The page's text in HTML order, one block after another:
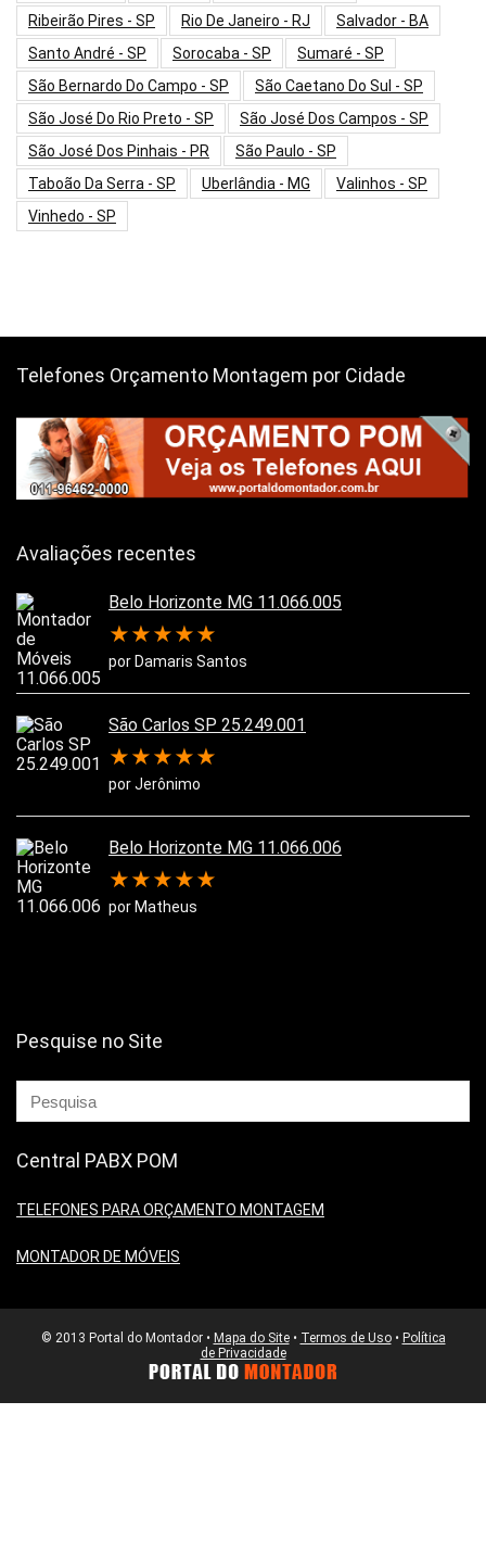
Ribeirão Pires - SP
Rio De Janeiro - RJ
Salvador - BA
Santo André - SP
Sorocaba - SP
Sumaré - SP
São Bernardo Do Campo - SP
São Caetano Do Sul - SP
São José Do Rio Preto - SP
São José Dos Campos - SP
São José Dos Pinhais - PR
São Paulo - SP
Taboão Da Serra - SP
Uberlândia - MG
Valinhos - SP
Vinhedo - SP
Telefones Orçamento Montagem por Cidade
Avaliações recentes
Belo Horizonte MG 11.066.005
★★★★★
por Damaris Santos
São Carlos SP 25.249.001
★★★★★
por Jerônimo
Belo Horizonte MG 11.066.006
★★★★★
por Matheus
Pesquise no Site
Central PABX POM
TELEFONES PARA ORÇAMENTO MONTAGEM
MONTADOR DE MÓVEIS
© 2013 Portal do Montador • Mapa do Site• Termos de Uso• Política
de Privacidade